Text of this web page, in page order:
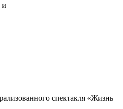
спектакля «Жизнь